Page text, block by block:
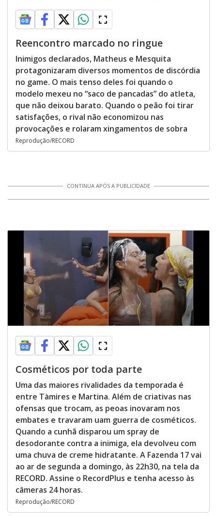
Reencontro marcado no ringue
Inimigos declarados, Matheus e Mesquita
protagonizaram diversos momentos de discórdia
no game. O mais tenso deles foi quando o
modelo mexeu no “saco de pancadas” do atleta,
que não deixou barato. Quando o peão foi tirar
satisfações, o rival não economizou nas
provocações e rolaram xingamentos de sobra
Reprodução/RECORD
CONTINUA APÓS A PUBLICIDADE
Cosméticos por toda parte
Uma das maiores rivalidades da temporada é
entre Tàmires e Martina. Além de criativas nas
ofensas que trocam, as peoas inovaram nos
embates e travaram uam guerra de cosméticos.
Quando a cunhã disparou um spray de
desodorante contra a inimiga, ela devolveu com
uma chuva de creme hidratante. A Fazenda 17 vai
ao ar de segunda a domingo, às 22h30, na tela da
RECORD. Assine o RecordPlus e tenha acesso às
câmeras 24 horas.
Reprodução/RECORD